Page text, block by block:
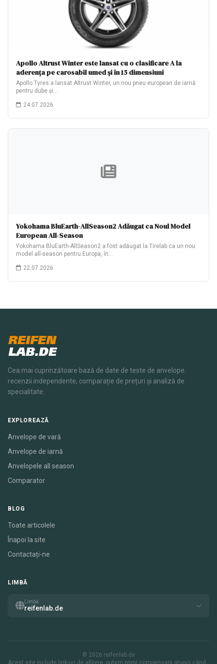
Apollo Altrust Winter este lansat cu o clasificare A la
aderența pe carosabil umed și în 15 dimensiuni
Apollo Tyres a lansat Altrust Winter, un nou pneu european de iarnă
pentru dube și…
24.07.2026
Yokohama BluEarth-AllSeason2 Adăugat ca Noul Model
European All-Season
Yokohama BluEarth-AllSeason2 a fost adăugat la Tirelab ca un nou
model all-season pentru Europa, în…
22.07.2026
REIFEN
LAB.DE
Cea mai cuprinzătoare bază de date de teste de anvelope.
recenzii independente, comparație de prețuri și analiză de
specialitate.
EXPLOREAZĂ
Anvelope de vară
Anvelope de iarnă
Anvelopele all season
Comparator
BLOG
Toate articolele
Înapoi la site
Contactați-ne
LIMBĂ
Limbă
reifenlab.de
© 2026 reifenlab.de
Acest site include link-uri de afiliere. putem primi compensații atunci când